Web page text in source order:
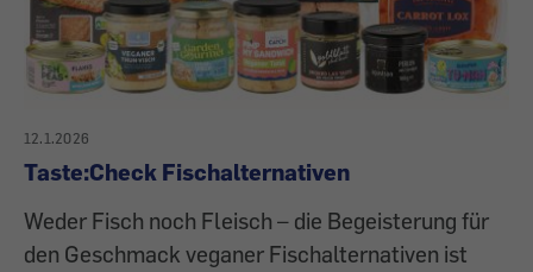
12.1.2026
Taste:Check Fischalternativen
Weder Fisch noch Fleisch – die Begeisterung für
den Geschmack veganer Fischalternativen ist